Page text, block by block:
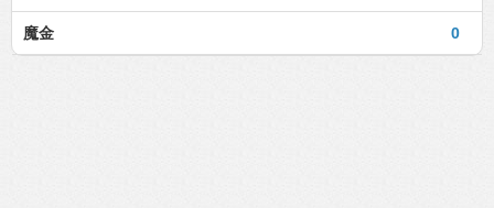
0
魔金